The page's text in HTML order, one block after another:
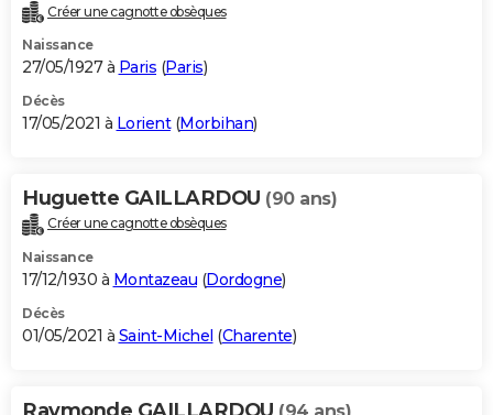
Créer une cagnotte obsèques
Naissance
27/05/1927 à Paris (Paris)
Décès
17/05/2021 à Lorient(Morbihan)
Huguette GAILLARDOU (90 ans)
Créer une cagnotte obsèques
Naissance
17/12/1930 à Montazeau (Dordogne)
Décès
01/05/2021 à Saint-Michel (Charente)